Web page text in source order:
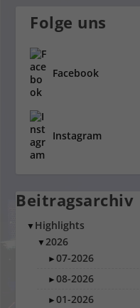
Folge uns
Facebook
Instagram
Beitragsarchiv
▼ Highlights
▼2026
►07-2026
►08-2026
►01-2026